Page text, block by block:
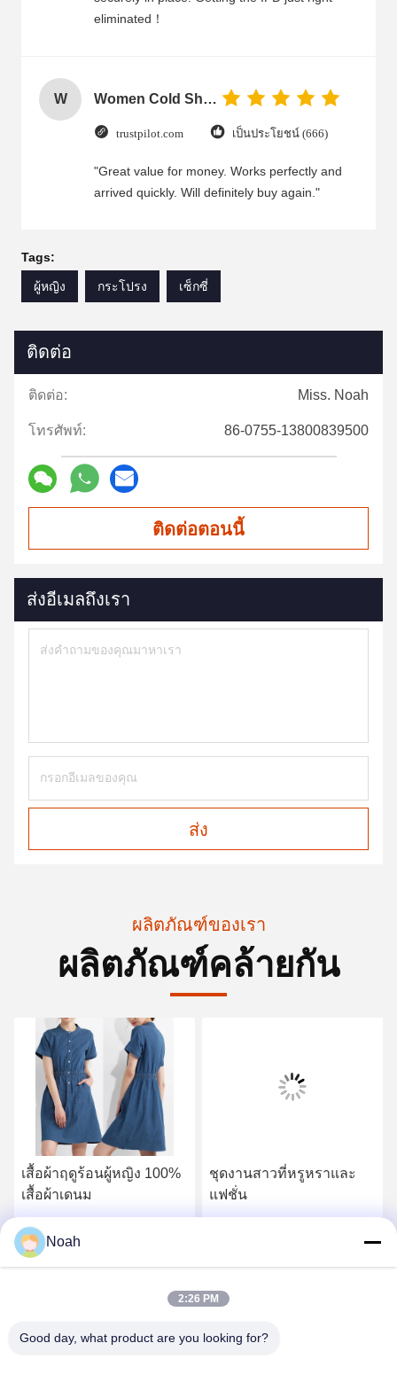
eliminated！
W Women Cold Shoulder V Neck Rayon Blouse
trustpilot.com เป็นประโยชน์ (666)
"Great value for money. Works perfectly and
arrived quickly. Will definitely buy again."
Tags:
ผู้หญิง กระโปรง เซ็กซี่
ติดต่อ
ติดต่อ: Miss. Noah
โทรศัพท์: 86-0755-13800839500
ติดต่อตอนนี้
ส่งอีเมลถึงเรา
ส่ง
ผลิตภัณฑ์ของเรา
ผลิตภัณฑ์คล้ายกัน
เสื้อผ้าฤดูร้อนผู้หญิง 100%
เสื้อผ้าเดนม
หา ราคา ที่ ดี ที่สุด
ชุดงานสาวที่หรูหราและ
แฟชั่น
Noah
2:26 PM
Good day, what product are you looking for?